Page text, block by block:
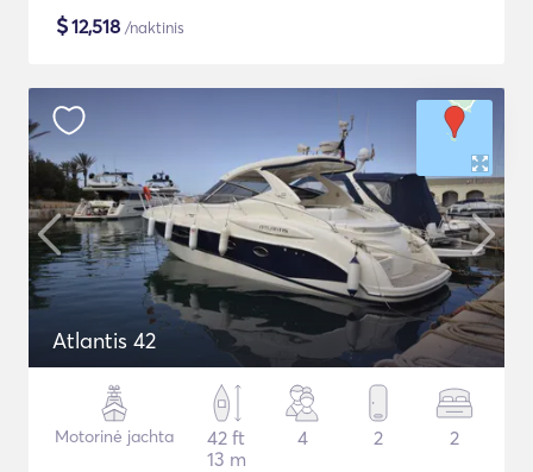
$12,518 /naktinis
Atlantis 42
Motorinė jachta
42 ft
13 m
4 2 2